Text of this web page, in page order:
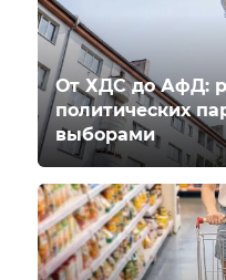
От ХДС до АфД:
политических
выборами